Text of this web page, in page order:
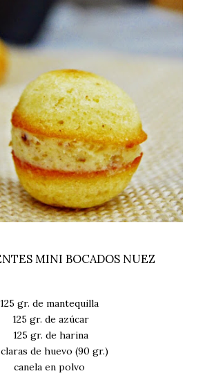
MINI BOCADOS NUEZ
125 gr. de mantequilla
125 gr. de azúcar
125 gr. de harina
de huevo (90 gr.)
canela en polvo